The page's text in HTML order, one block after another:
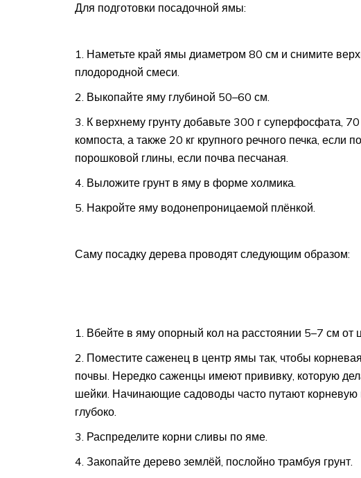
Для подготовки посадочной ямы:
Наметьте край ямы диаметром 80 см и снимите
плодородной смеси.
Выкопайте яму глубиной 50–60 см.
К верхнему грунту добавьте 300 г суперфосфата,
компоста, а также 20 кг крупного речного печка, если
порошковой глины, если почва песчаная.
Выложите грунт в яму в форме холмика.
Накройте яму водонепроницаемой плёнкой.
Саму посадку дерева проводят следующим образом:
Вбейте в яму опорный кол на расстоянии 5–7 см от
Поместите саженец в центр ямы так, чтобы
почвы. Нередко саженцы имеют прививку, которую
шейки. Начинающие садоводы часто путают
глубоко.
Распределите корни сливы по яме.
Закопайте дерево землёй, послойно трамбуя грунт.